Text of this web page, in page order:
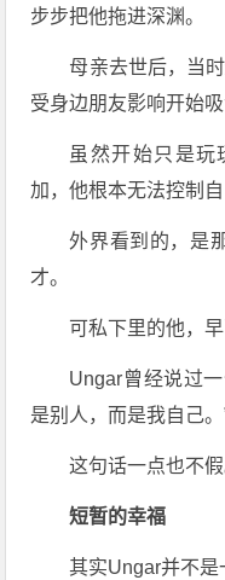
步步把他拖进深渊。
母亲去世后，当
受身边朋友影响开始吸
虽然开始只是玩
加，他根本无法控制自
外界看到的，是
才。
可私下里的他，
Ungar曾经说过
是别人，而是我自己。
这句话一点也不假
短暂的幸福
其实Ungar并不是